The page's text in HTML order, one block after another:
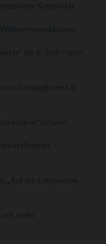
Kreativität
bis 6. Juni – jetzt
GanztagInvest II
in Schulen
–
„Auf die Lehrperson
mit mehr